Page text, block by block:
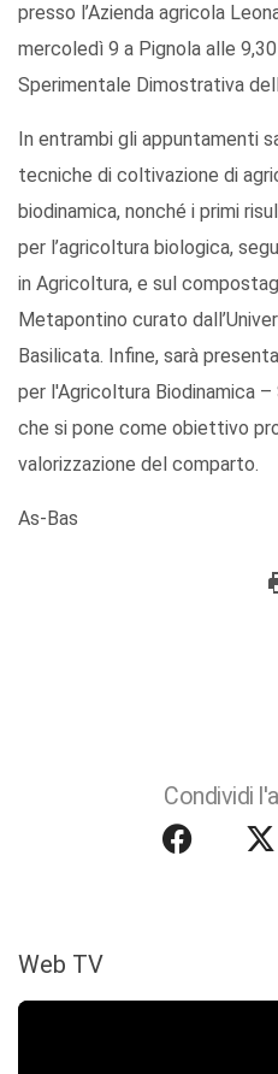
presso l’Azienda agricola
mercoledì 9 a Pignola alle
Sperimentale Dimostrativa
In entrambi gli appuntamenti
tecniche di coltivazione di
biodinamica, nonché i primi
per l’agricoltura biologica,
in Agricoltura, e sul
Metapontino curato
Basilicata. Infine, sarà
per l'Agricoltura Biodinamica
che si pone come obiettivo
valorizzazione del comparto.
As-Bas
Condividi
Web TV